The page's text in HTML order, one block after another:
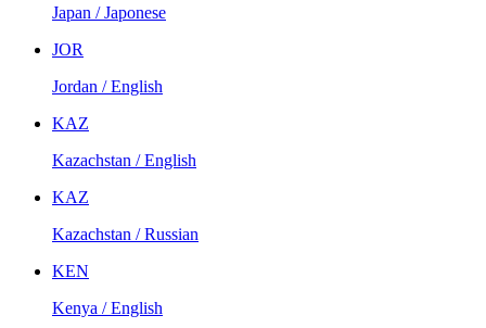
Japan / Japonese
JOR
Jordan / English
KAZ
Kazachstan / English
KAZ
Kazachstan / Russian
KEN
Kenya / English